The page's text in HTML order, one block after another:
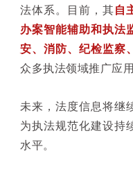
法体系。目前，其自
办案智能辅助和执法
安、消防、纪检监察
众多执法领域推广应
未来，法度信息将继
为执法规范化建设持
水平。